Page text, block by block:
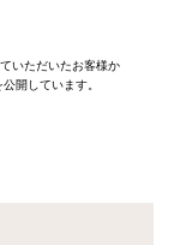
いただいたお客様か
開しています。